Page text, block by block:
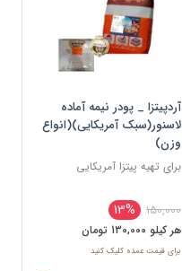
آردپیتزا _ پودر نیمه آماده
لاسنور(سبک آمریکایی)(انواع
وزن)
برای تهیه پیتزا آمریکایی
150,000
13%
هر کيلو 130,000 تومان
برای قیمت عمده کلیک کنید